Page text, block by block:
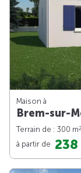
Maison à
Brem-sur-
Terrain de : 300 m2
à partir de